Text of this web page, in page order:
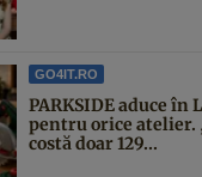
GO4IT.RO
PARKSIDE aduce în
pentru orice atelier.
costă doar 129...